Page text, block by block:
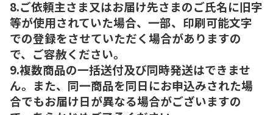
8.ご依頼主さま又はお届け先さまのご氏名に旧字
等が使用されていた場合、一部、印刷可能文字
での登録をさせていただく場合がありますの
で、ご容赦ください。
9.複数商品の一括送付及び同時発送はできませ
ん。また、同一商品を同日にお申込みされた場
合でもお届け日が異なる場合がございますの